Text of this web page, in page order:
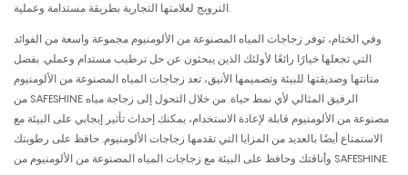
الترويج لعلامتها التجارية بطريقة مستدامة وعملية.
وفي الختام، توفر زجاجات المياه المصنوعة من الألومنيوم مجموعة واسعة من الفوائد
التي تجعلها خيارًا رائعًا لأولئك الذين يبحثون عن حل ترطيب مستدام وعملي. بفضل
متانتها وصديقتها للبيئة وتصميمها الأنيق، تعد زجاجات المياه المصنوعة من الألومنيوم
من SAFESHINE الرفيق المثالي لأي نمط حياة. من خلال التحول إلى زجاجة مياه
مصنوعة من الألومنيوم قابلة لإعادة الاستخدام، يمكنك إحداث تأثير إيجابي على البيئة مع
الاستمتاع أيضًا بالعديد من المزايا التي تقدمها زجاجات الألومنيوم. حافظ على رطوبتك
وأناقتك وحافظ على البيئة مع زجاجات المياه المصنوعة من الألومنيوم من SAFESHINE.